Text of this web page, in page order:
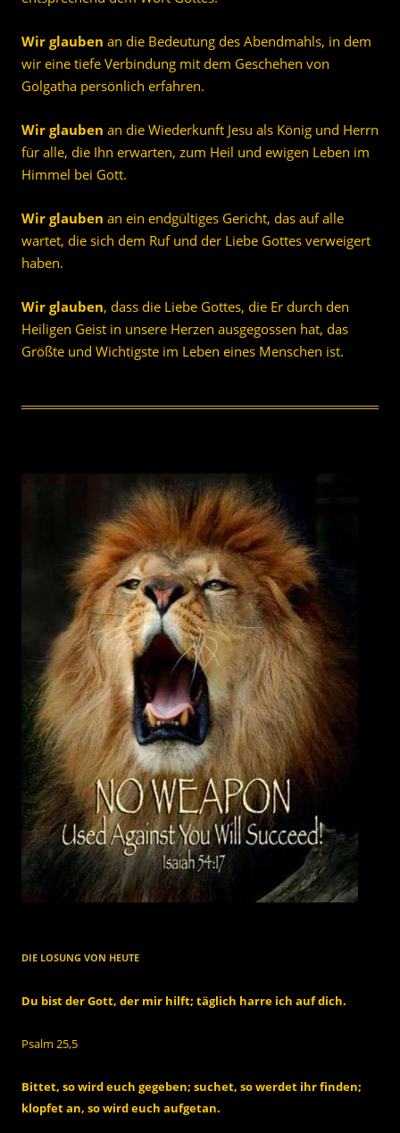
Wir glauben an die Bedeutung des Abendmahls, in dem
wir eine tiefe Verbindung mit dem Geschehen von
Golgatha persönlich erfahren.
Wir glauben an die Wiederkunft Jesu als König und Herrn
für alle, die Ihn erwarten, zum Heil und ewigen Leben im
Himmel bei Gott.
Wir glauben an ein endgültiges Gericht, das auf alle
wartet, die sich dem Ruf und der Liebe Gottes verweigert
haben.
Wir glauben, dass die Liebe Gottes, die Er durch den
Heiligen Geist in unsere Herzen ausgegossen hat, das
Größte und Wichtigste im Leben eines Menschen ist.
DIE LOSUNG VON HEUTE
Du bist der Gott, der mir hilft; täglich harre ich auf dich.
Psalm 25,5
Bittet, so wird euch gegeben; suchet, so werdet ihr finden;
klopfet an, so wird euch aufgetan.